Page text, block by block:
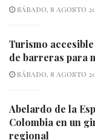
SÁBADO, 8 AGOSTO
Turismo
de barreras para
SÁBADO, 8 AGOSTO
Abelardo de la
Colombia en un
regional